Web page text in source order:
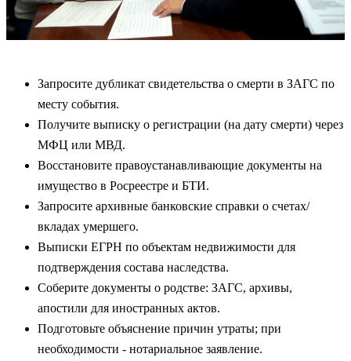
Запросите дубликат свидетельства о смерти в ЗАГС по
месту события.
Получите выписку о регистрации (на дату смерти) через
МФЦ или МВД.
Восстановите правоустанавливающие документы на
имущество в Росреестре и БТИ.
Запросите архивные банковские справки о счетах/
вкладах умершего.
Выписки ЕГРН по объектам недвижимости для
подтверждения состава наследства.
Соберите документы о родстве: ЗАГС, архивы,
апостили для иностранных актов.
Подготовьте объяснение причин утраты; при
необходимости - нотариальное заявление.